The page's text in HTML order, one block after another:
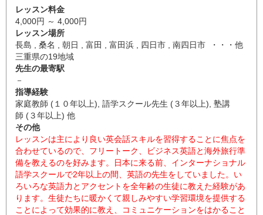
レッスン料金
4,000円 ～ 4,000円
レッスン場所
長島 , 桑名 , 朝日 , 富田 , 富田浜 , 四日市 , 南四日市 ・・・他
三重県の19地域
先生の最寄駅
－
指導経験
家庭教師 (１０年以上), 語学スクール先生 (３年以上), 塾講
師 (３年以上) 他
その他
レッスンは主により良い英会話スキルを習得することに焦点を
合わせているので、フリートーク、ビジネス英語と海外旅行準
備を教えるのを好みます。日本に来る前、インターナショナル
語学スクールで2年以上の間、英語の先生をしていました。い
ろいろな英語力とアクセントを全年齢の生徒に教えた経験があ
ります。生徒たちに暖かくて親しみやすい学習環境を提供する
ことによって効果的に教え、コミュニケーションをはかること